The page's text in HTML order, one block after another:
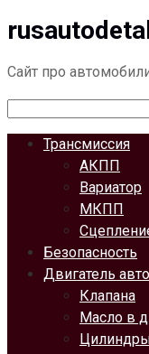
Перейти
контенту
Сайт про
Трансмиссия
АКПП
Вариатор
МКПП
Безопасность
Двигатель авто
Клапана
Масло в